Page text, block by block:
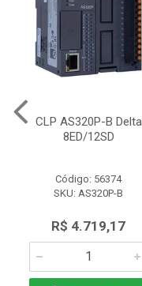
CLP AS320P-B Delta
8ED/12SD
Código: 56374
SKU: AS320P-B
R$ 4.719,17